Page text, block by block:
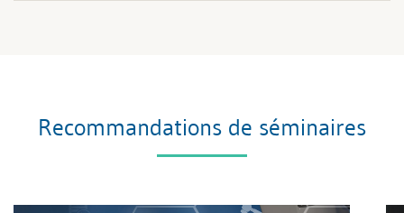
Recommandations de séminaires